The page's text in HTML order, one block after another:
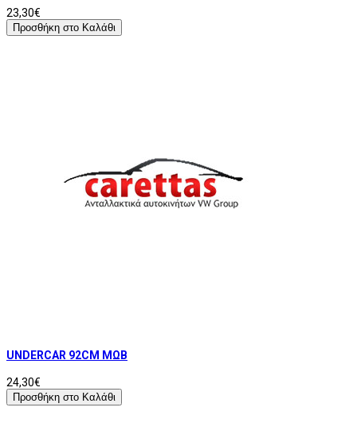
23,30€
Προσθήκη στο Καλάθι
UNDERCAR 92CM ΜΩΒ
24,30€
Προσθήκη στο Καλάθι